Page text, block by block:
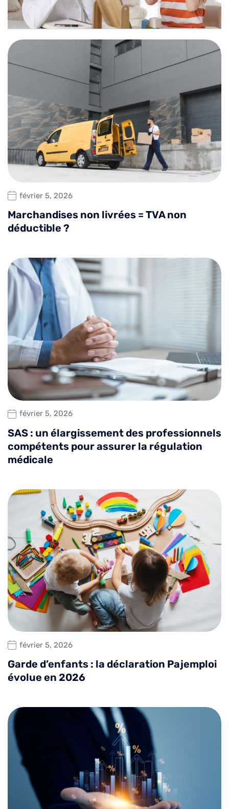
février 5, 2026
Marchandises non livrées = TVA non
déductible ?
février 5, 2026
SAS : un élargissement des professionnels
compétents pour assurer la régulation
médicale
février 5, 2026
Garde d’enfants : la déclaration Pajemploi
évolue en 2026